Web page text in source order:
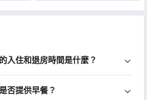
入住和退房時間是什麼？
否提供早餐？